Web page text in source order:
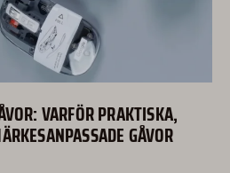
VARFÖR PRAKTISKA,
GÅVOR